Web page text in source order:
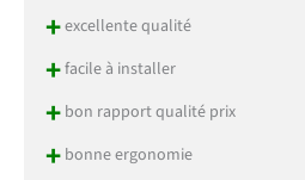
+excellente qualité
+facile à installer
+bon rapport qualité prix
+bonne ergonomie